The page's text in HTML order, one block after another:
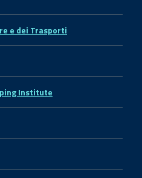
e dei Trasporti
Institute